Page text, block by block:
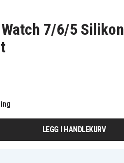
7/6/5 Silikon
LEGG I HANDLEKURV